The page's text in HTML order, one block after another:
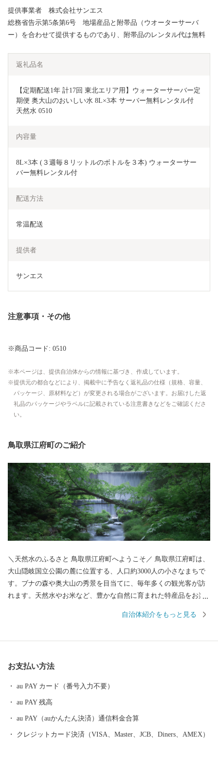
提供事業者 株式会社サンエス
総務省告示第5条第6号 地場産品と附帯品（ウオーターサーバ
ー）を合わせて提供するものであり、附帯品のレンタル代は無料
返礼品名
【定期配送1年 計17回 東北エリア用】ウォーターサーバー定
期便 奥大山のおいしい水 8L×3本 サーバー無料レンタル付
天然水 0510
内容量
8L×3本 (３週毎８リットルのボトルを３本) ウォーターサー
バー無料レンタル付
配送方法
常温配送
提供者
サンエス
注意事項・その他
※商品コード: 0510
本ページは、提供自治体からの情報に基づき、作成しています。
提供元の都合などにより、掲載中に予告なく返礼品の仕様（規格、容量、
パッケージ、原材料など）が変更される場合がございます。お届けした返
礼品のパッケージやラベルに記載されている注意書きなどをご確認くださ
い。
鳥取県江府町のご紹介
＼天然水のふるさと 鳥取県江府町へようこそ／ 鳥取県江府町は、
大山隠岐国立公園の麓に位置する、人口約3000人の小さなまちで
す。ブナの森や奥大山の秀景を目当てに、毎年多くの観光客が訪
れます。天然水やお米など、豊かな自然に育まれた特産品をお楽
自治体紹介をもっと見る
お支払い方法
au PAY カード（番号入力不要）
au PAY 残高
au PAY（auかんたん決済）通信料金合算
クレジットカード決済（VISA、Master、JCB、Diners、AMEX）